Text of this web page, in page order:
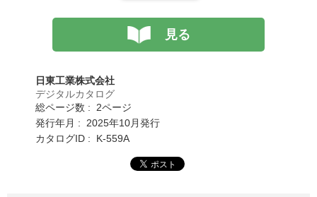
見る
日東工業株式会社
デジタルカタログ
総ページ数 : 2ページ
発行年月 : 2025年10月発行
カタログID : K-559A